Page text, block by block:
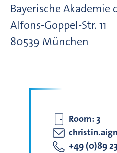
Bayerische Akademie
Alfons-Goppel-Str. 11
80539 München
Room: 3
+49 (0)89